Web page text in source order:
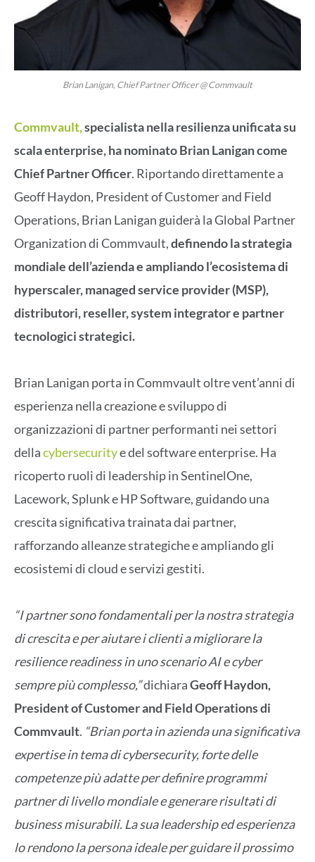
Brian Lanigan, Chief Partner Officer @ Commvault
Commvault,specialista nella resilienza unificata su
scala enterprise, ha nominato Brian Lanigan come
Chief Partner Officer. Riportando direttamente a
Geoff Haydon, President of Customer and Field
Operations, Brian Lanigan guiderà la Global Partner
Organization di Commvault,definendo la strategia
mondiale dell’azienda e ampliando l’ecosistema di
hyperscaler, managed service provider (MSP),
distributori, reseller, system integrator e partner
tecnologici strategici.
Brian Lanigan porta in Commvault oltre vent’anni di
esperienza nella creazione e sviluppo di
organizzazioni di partner performanti nei settori
dellacybersecuritye del software enterprise. Ha
ricoperto ruoli di leadership in SentinelOne,
Lacework, Splunk e HP Software, guidando una
crescita significativa trainata dai partner,
rafforzando alleanze strategiche e ampliando gli
ecosistemi di cloud e servizi gestiti.
“I partner sono fondamentali per la nostra strategia
di crescita e per aiutare i clienti a migliorare la
resilience readiness in uno scenario AI e cyber
sempre più complesso,”dichiaraGeoff Haydon,
President of Customer and Field Operations di
Commvault. “Brian porta in azienda una significativa
expertise in tema di cybersecurity, forte delle
competenze più adatte per definire programmi
partner di livello mondiale e generare risultati di
business misurabili. La sua leadership ed esperienza
lo rendono la persona ideale per guidare il prossimo